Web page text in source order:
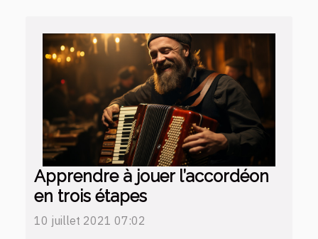
Apprendre à jouer l’accordéon
en trois étapes
10 juillet 2021 07:02